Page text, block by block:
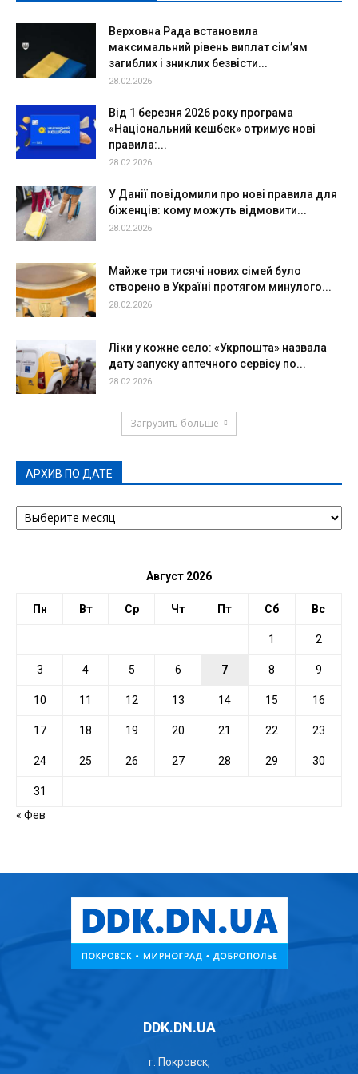
Верховна Рада встановила
максимальний рівень виплат сім’ям
загиблих і зниклих безвісти...
28.02.2026
Від 1 березня 2026 року програма
«Національний кешбек» отримує нові
правила:...
28.02.2026
У Данії повідомили про нові правила для
біженців: кому можуть відмовити...
28.02.2026
Майже три тисячі нових сімей було
створено в Україні протягом минулого...
28.02.2026
Ліки у кожне село: «Укрпошта» назвала
дату запуску аптечного сервісу по...
28.02.2026
Загрузить больше
АРХИВ ПО ДАТЕ
АРХИВ
ПО
Август 2026
Пн Вт Ср Чт Пт Сб Вс
1 2
3 4 5 6 7 8 9
10 11 12 13 14 15 16
17 18 19 20 21 22 23
24 25 26 27 28 29 30
31
« Фев
DDK.DN.UA
г. Покровск,